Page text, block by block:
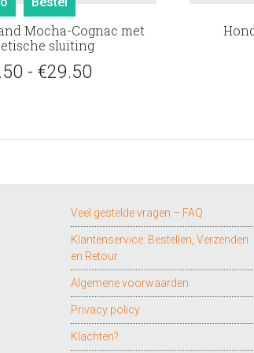
heeft
meerdere
variaties.
op
de
productpagina
Mocha-Cognac met
sluiting
- €29.50Prijsklasse:
Veel gestelde vragen – FAQ
Klantenservice: Bestellen, Verzenden
en Retour
Algemene voorwaarden
Privacy policy
Klachten?